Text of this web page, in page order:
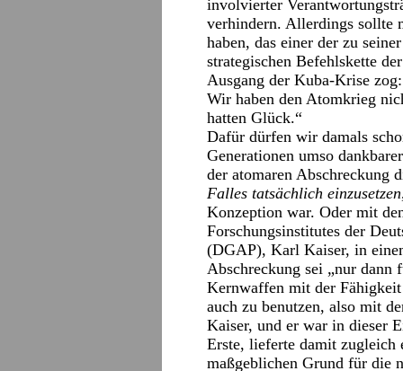
involvierter
verhindern. Allerdings sollte
haben, das einer der zu
strategischen Befehlskette
Ausgang der Kuba-Krise
Wir haben den Atomkrieg
hatten Glück.“
Dafür dürfen wir damals
Generationen umso
der atomaren Abschreckung
Falles tatsächlich einzusetzen
Konzeption war. Oder mit
Forschungsinstitutes der
(DGAP), Karl Kaiser, in
Abschreckung sei „nur
Kernwaffen mit der
auch zu benutzen, also mit
Kaiser, und er war in dieser
Erste, lieferte damit zugleich
maßgeblichen Grund für die